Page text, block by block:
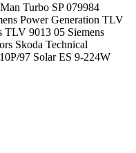
Man Turbo SP 079984
Power Generation TLV
TLV 9013 05 Siemens
Skoda Technical
97 Solar ES 9-224W